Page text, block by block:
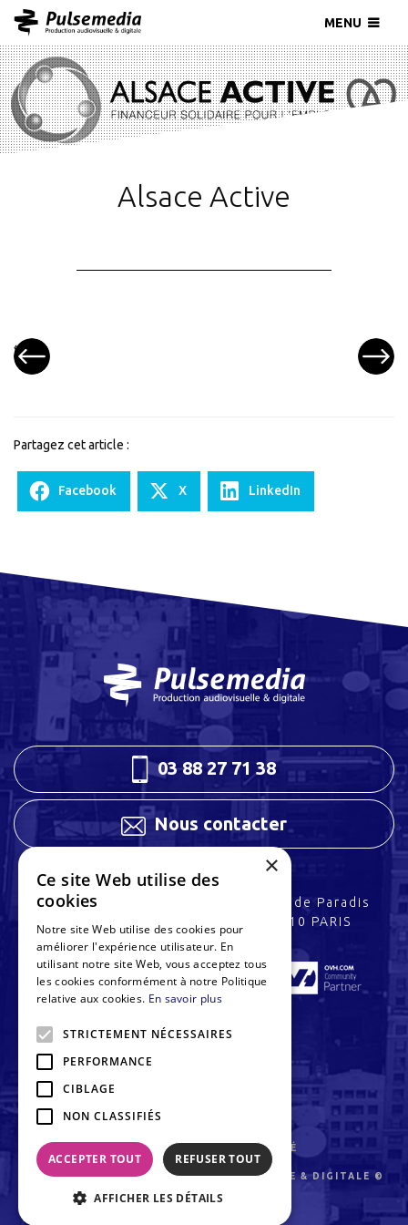
MENU
Alsace Active
«
Partagez cet article :
Facebook X LinkedIn
03 88 27 71 38
Nous contacter
3 rue Charles Peguy
67200 STRASBOURG
32 rue de Paradis
75010 PARIS
MENTIONS LÉGALES
CHARTE DE CONFIDENTIALITÉ
PULSEMEDIA, PRODUCTION AUDIOVISUELLE & DIGITALE ©
2026
×
Ce site Web utilise des
cookies
Notre site Web utilise des cookies pour
améliorer l'expérience utilisateur. En
utilisant notre site Web, vous acceptez tous
les cookies conformément à notre Politique
relative aux cookies. En savoir plus
STRICTEMENT NÉCESSAIRES
PERFORMANCE
CIBLAGE
NON CLASSIFIÉS
ACCEPTER TOUT REFUSER TOUT
AFFICHER LES DÉTAILS